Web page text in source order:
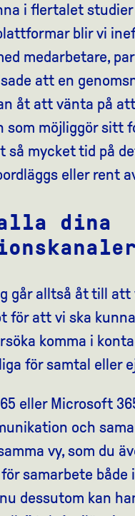
i flertalet
blir vi
medarbetare,
att en
åt att vänta på
möjliggör sitt
så mycket tid på
eller rent
dina
går alltså åt till att
för att vi ska
komma i
för samtal eller
eller Microsoft
och
vy, som du
samarbete både
dessutom kan